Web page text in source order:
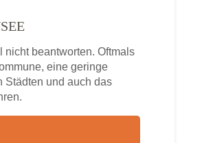
beantworten. Oftmals
eine geringe
Städten und auch das